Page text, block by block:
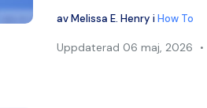
Twitter
avMelissa E. Henry iHow To
Uppdaterad 06 maj, 2026